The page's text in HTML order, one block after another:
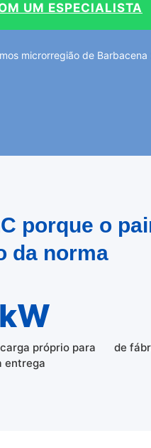
UM ESPECIALISTA
microrregião de
porque o
da norma
próprio para
entrega
de